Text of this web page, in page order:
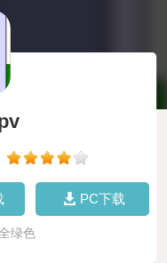
PC下载
绿色